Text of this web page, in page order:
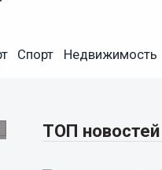
Спорт Недвижимость
ТОП новостей